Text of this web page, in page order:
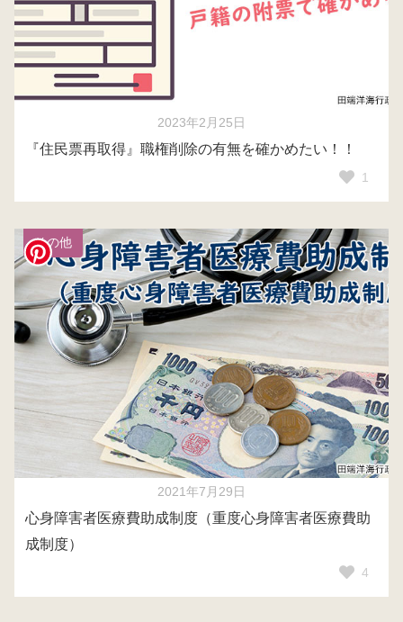
2023年2月25日
『住民票再取得』職権削除の有無を確かめたい！！
1
その他
2021年7月29日
心身障害者医療費助成制度（重度心身障害者医療費助
成制度）
4